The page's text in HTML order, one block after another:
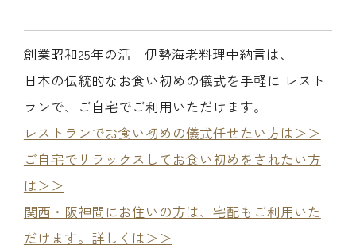
創業昭和25年の活 伊勢海老料理中納言は、
日本の伝統的なお食い初めの儀式を手軽に レスト
ランで、ご自宅でご利用いただけます。
レストランでお食い初めの儀式任せたい方は＞＞
ご自宅でリラックスしてお食い初めをされたい方
は＞＞
関西・阪神間にお住いの方は、宅配もご利用いた
だけます。詳しくは＞＞